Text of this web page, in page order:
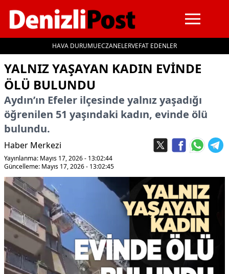
HAVA DURUMUECZANELERVEFAT EDENLER
YALNIZ YAŞAYAN KADIN EVINDE
ÖLÜ BULUNDU
Aydın’ın Efeler ilçesinde yalnız yaşadığı
öğrenilen 51 yaşındaki kadın, evinde ölü
bulundu.
Haber Merkezi
Yayınlanma: Mayıs 17, 2026 - 13:02:44
Güncelleme: Mayıs 17, 2026 - 13:02:45